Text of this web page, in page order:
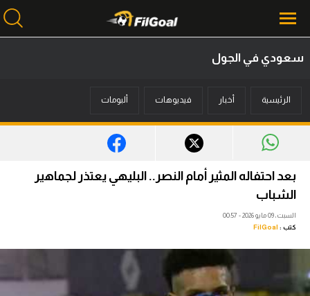
أخبار
ميركاتو
فانتازي في الجول
مسابقة التوقعات
سعودي في الجول
الرئيسية أخبار فيديوهات ألبومات
بعد احتفاله المثير أمام النصر.. البليهي يعتذر لجماهير
الشباب
السبت، 09 مايو 2026 - 00:57
كتب : FilGoal